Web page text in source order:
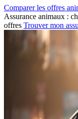
Comparer les offres
Assurance animaux :
offres Trouver mon